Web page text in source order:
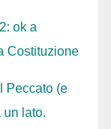
ok a
Costituzione
Peccato (e
un lato.